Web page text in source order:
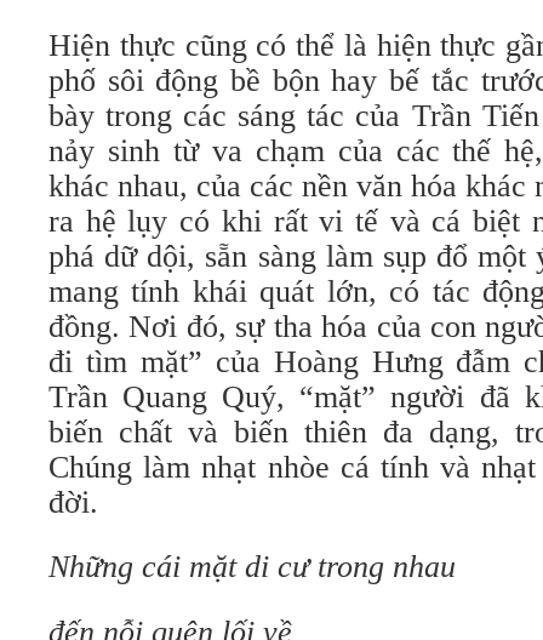
Hiện thực cũng có thể là hiện thực
phố sôi động bề bộn hay bế tắc
bày trong các sáng tác của Trần
nảy sinh từ va chạm của các thế
khác nhau, của các nền văn hóa khác
ra hệ lụy có khi rất vi tế và cá biệt
phá dữ dội, sẵn sàng làm sụp đổ
mang tính khái quát lớn, có tác
đồng. Nơi đó, sự tha hóa của con
đi tìm mặt” của Hoàng Hưng đẫm
Trần Quang Quý, “mặt” người đã
biến chất và biến thiên đa dạng,
Chúng làm nhạt nhòe cá tính và
đời.
Những cái mặt di cư trong nhau
đến nỗi quên lối về